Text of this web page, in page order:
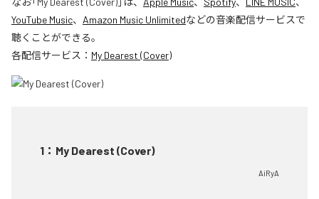
YouTube Music、 Amazon Music Unlimitedなどの音楽配信サービスで
聴くことができる。
各配信サービス： My Dearest (Cover)
1 ： My Dearest (Cover)
AiRyA